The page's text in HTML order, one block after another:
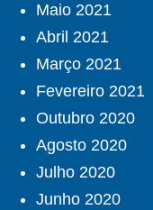
Maio 2021
Abril 2021
Março 2021
Fevereiro 2021
Outubro 2020
Agosto 2020
Julho 2020
Junho 2020